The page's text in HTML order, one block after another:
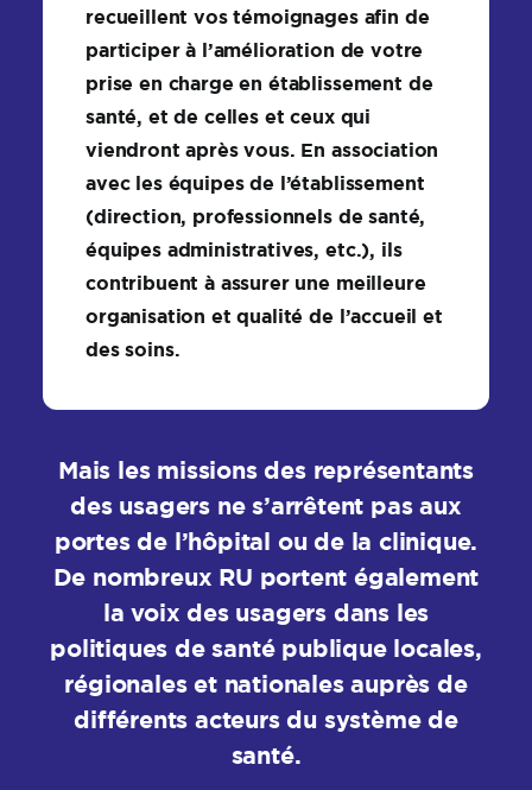
recueillent vos témoignages afin de
participer à l’amélioration de votre
prise en charge en établissement de
santé, et de celles et ceux qui
viendront après vous. En association
avec les équipes de l’établissement
(direction, professionnels de santé,
équipes administratives, etc.), ils
contribuent à assurer une meilleure
organisation et qualité de l’accueil et
des soins.
Mais les missions des représentants
des usagers ne s’arrêtent pas aux
portes de l’hôpital ou de la clinique.
De nombreux RU portent également
la voix des usagers dans les
politiques de santé publique locales,
régionales et nationales auprès de
différents acteurs du système de
santé.